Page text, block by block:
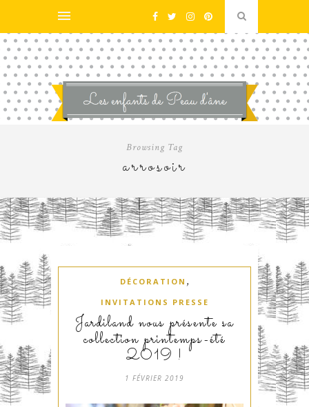
Browsing Tag
arrosoir
DÉCORATION ,
INVITATIONS PRESSE
Jardiland nous présente sa
collection printemps-été
2019 !
1 FÉVRIER 2019